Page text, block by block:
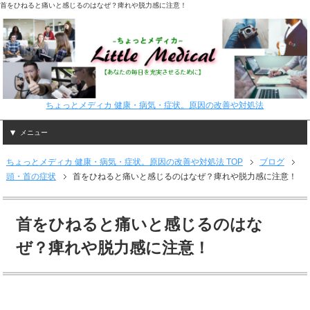
首をひねると痛いと感じるのはなぜ？痺れや脱力感に注意！
ちょっとメディカ 健康・病気・症状。原因の改善や対処法
メニュー
ちょっとメディカ 健康・病気・症状。原因の改善や対処法 TOP
ブログ
頭・首の症状
首をひねると痛いと感じるのはなぜ？痺れや脱力感に注意！
首をひねると痛いと感じるのはな
ぜ？痺れや脱力感に注意！